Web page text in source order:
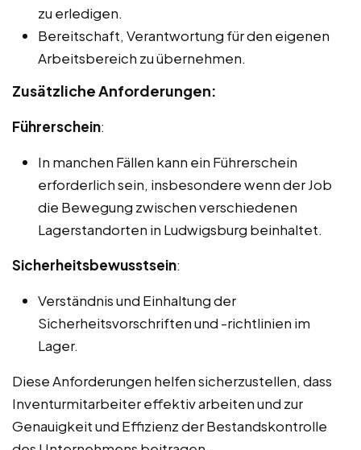
zu erledigen.
Bereitschaft, Verantwortung für den eigenen
Arbeitsbereich zu übernehmen.
Zusätzliche Anforderungen:
Führerschein:
In manchen Fällen kann ein Führerschein
erforderlich sein, insbesondere wenn der Job
die Bewegung zwischen verschiedenen
Lagerstandorten in Ludwigsburg beinhaltet.
Sicherheitsbewusstsein:
Verständnis und Einhaltung der
Sicherheitsvorschriften und -richtlinien im
Lager.
Diese Anforderungen helfen sicherzustellen, dass
Inventurmitarbeiter effektiv arbeiten und zur
Genauigkeit und Effizienz der Bestandskontrolle